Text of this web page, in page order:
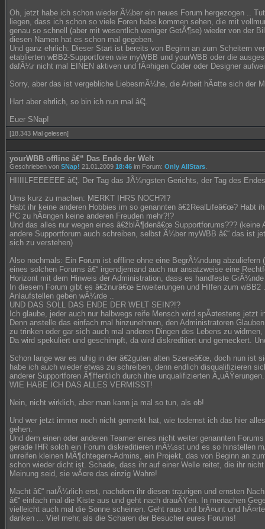
Oh, jetzt habe ich schon wieder Ã¼ber ein neues Forum hergezogen ..
liegen, dass ich schon so viele Foren habe kommen sehen, die mit
genau so schnell (aber mit wesentlich weniger GetÃ¶se) wieder von der
diesen Namen hat es schon mal gegeben.
Und ganz ehrlich: Dieser Start ist bereits von Beginn an zum Scheitern
etablierten wBB2-Supportforen wie myWBB und yourWBB oder die
dafÃ¼r nicht mal EINEN aktiven und fÃ¤higen Coder oder Designer
Sorry, aber das ist vergebliche LiebesmÃ¼he, die Arbeit hÃ¤tte sich der
Hart aber ehrlich, so bin ich nun mal â€¦.
Euer SNap!
[18.343 Mal gelesen]
yourWBB offline â€“ Das Ende der Welt
Geschrieben von SNap! 21.01.2009 18:46 im Forum: Only AllStars
HIIIILFEEEEEE â€¦. Der Tag das JÃ¼ngsten Gerichts, der Tag des
Ums kurz zu machen: MERKT IHRS NOCH?!?
Habt ihr keine anderen Hobbies im so genannten â€žRealLifeâ€œ? Habt
PC zu hÃ¤ngen keine anderen Freuden mehr?!?
Und das alles nur wegen eines â€žblÃ¶denâ€œ Supportforums???
andere Supportforum auch schreiben, selbst Ã¼ber myWBB â€“ das ist
sich zu verstehen)
Also nochmals: Ein Forum ist offline ohne eine BegrÃ¼ndung abzuliefern
eines solchen Forums â€“ irgendjemand auch nur ansatzweise eine
Horizont mit dem Hinweis der Administration, dass es handfeste
In diesem Forum gibt es â€žnurâ€œ Erweiterungen und Hilfen zum
Anlaufstellen geben wÃ¼rde ..
UND DAS SOLL DAS ENDE DER WELT SEIN?!?
Ich glaube, jeder auch nur halbwegs reife Mensch wird spÃ¤testens jetzt
Denn anstelle das einfach mal hinzunehmen, den Administratoren
zu trinken oder gar sich auch mal anderen Dingen des Lebens zu
Da wird spekuliert und geschimpft, da wird diskreditiert und gemeckert.
Schon lange war es ruhig in der â€žguten alten Szeneâ€œ, doch nun ist
habe ich auch wieder etwas zu schreiben, denn endlich disqualifizieren
anderer Supportforen Ã¶ffentlich durch ihre unqualifizierten Ã„uÃŸerungen.
WIE HABE ICH DAS ALLES VERMISST!
Nein, nicht wirklich, aber man kann ja mal so tun, als ob!
Und wer jetzt immer noch nicht gemerkt hat, wie todernst ich das hier
gehen.
Und dem einen oder anderen Teamer eines nicht weiter genannten
gerade IHR solch ein Forum diskreditieren mÃ¼sst und es so hinstellen
unreifen kleinen MÃ¶chtegern-Admins, ein Projekt, das von Beginn an
schon wieder dicht ist. Schade, dass ihr auf einer Welle reitet, die ihr
Meinung seid, sie wÃ¤re das einzig Wahre!
Macht â€“ natÃ¼rlich erst, nachdem ihr diesen traurigen und ernsten
â€“ einfach mal die Kiste aus und geht nach drauÃŸen. In menachen
vielleicht auch mal die Sonne scheinen. Geht raus und brÃ¤unt und
danken ... Viel mehr, als die Scharen der Besucher eures Forums!